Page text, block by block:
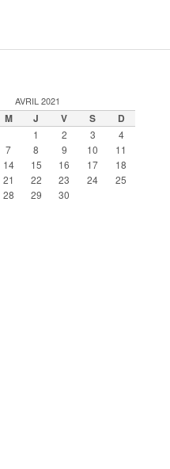
AVRIL 2021
M J V S D
1 2 3
4
7 8 9 10
11
14 15 16 17
18
21 22 23 24
25
28 29 30